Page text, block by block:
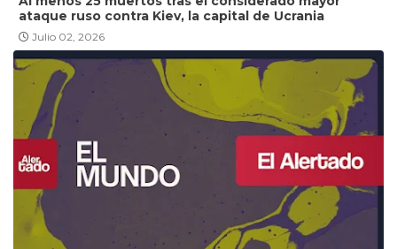
ataque ruso contra Kiev, la capital de Ucrania
Julio 02, 2026